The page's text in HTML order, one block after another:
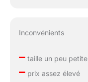
Inconvénients
–taille un peu petite
–prix assez élevé